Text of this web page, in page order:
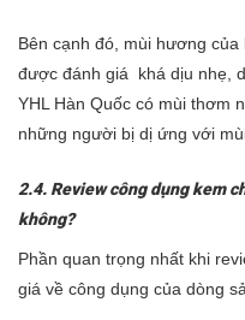
Bên cạnh đó, mùi hương của
được đánh giá khá dịu nhẹ,
YHL Hàn Quốc có mùi thơm
những người bị dị ứng với
2.4. Review công dụng kem
không?
Phần quan trọng nhất khi
giá về công dụng của dòng